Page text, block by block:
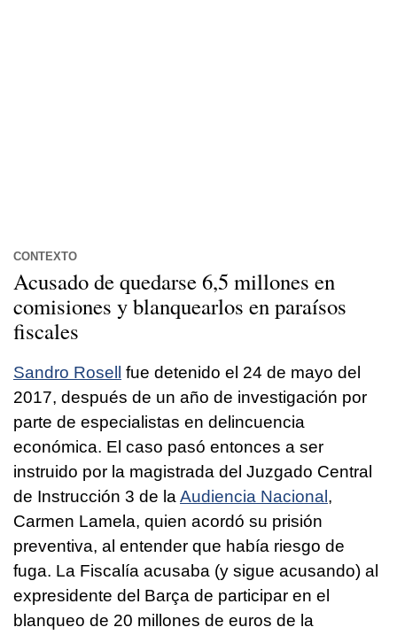
CONTEXTO
Acusado de quedarse 6,5 millones en
comisiones y blanquearlos enparaísos
fiscales
Sandro Rosell
fue detenido el 24 de mayo del
2017, después de un año de investigación por
parte de especialistas en delincuencia
económica. El caso pasó entonces a ser
instruido por la magistrada del Juzgado Central
de Instrucción 3 de laAudiencia Nacional ,
Carmen Lamela, quien acordó su prisión
preventiva, al entender que había riesgo de
fuga. La Fiscalía acusaba (y sigue acusando) al
expresidente del Barça de participar en el
blanqueo de 20 millones de euros de la